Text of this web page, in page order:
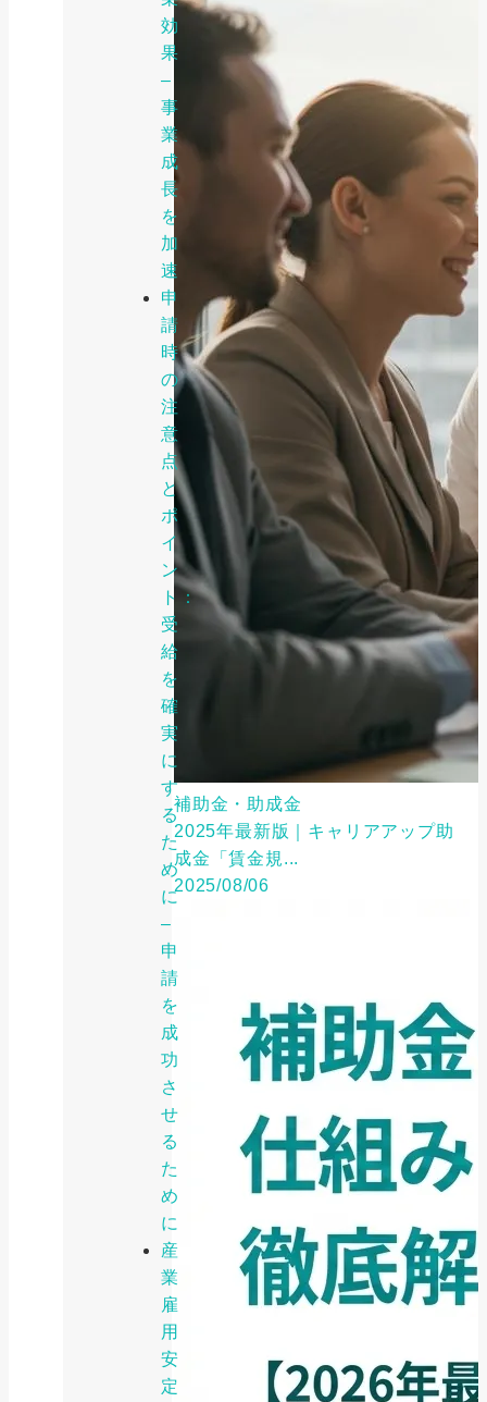
効
果
–
事
業
成
長
を
加
速
申
請
時
の
注
意
点
と
ポ
イ
ン
ト：
受
給
を
確
実
に
す
る
た
め
に
–
申
請
を
成
功
さ
せ
る
た
め
に
産
業
雇
用
安
定
補助金・助成金
2025年最新版｜キャリアアップ助
成金「賃金規...
2025/08/06